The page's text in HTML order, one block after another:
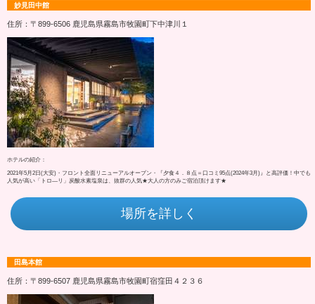
妙見田中館
住所：〒899-6506 鹿児島県霧島市牧園町下中津川１
ホテルの紹介：
2021年5月2日(大安)・フロント全面リニューアルオープン・『夕食４．８点＝口コミ95点(2024年3月)』と高評価！中でも
人気が高い「トロ―リ」炭酸水素塩泉は、抜群の人気★大人の方のみご宿泊頂けます★
場所を詳しく
田島本館
住所：〒899-6507 鹿児島県霧島市牧園町宿窪田４２３６